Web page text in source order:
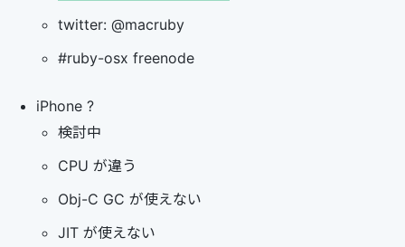
twitter: @macruby
#ruby-osx freenode
iPhone ?
検討中
CPU が違う
Obj-C GC が使えない
JIT が使えない